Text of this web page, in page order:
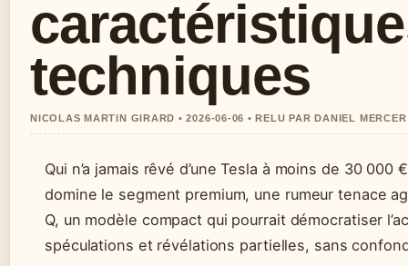
techniques
NICOLAS MARTIN GIRARD • 2026-06-06 • RELU PAR DANIEL MERCER
Qui n’a jamais rêvé d’une Tesla à moins de 30
domine le segment premium, une rumeur tenace
Q, un modèle compact qui pourrait démocratiser
spéculations et révélations partielles, sans